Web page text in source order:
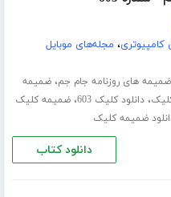
کامپیوتری، مجله‌های موبایل
ضمیمه های روزنامه جام جم،ضمیمه
،دانلود کلیک 603 ،ضمیمه کلیک
ضمیمه کلیک
دانلود کتاب